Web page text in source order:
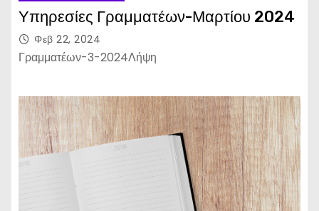
Υπηρεσίες Γραμματέων-Μαρτίου 2024
Φεβ 22, 2024
Γραμματέων-3-2024Λήψη